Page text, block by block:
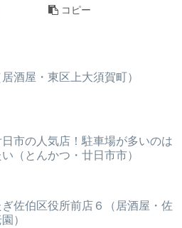
コピー
酒屋・東区上大須賀町）
市の人気店！駐車場が多いのは
（とんかつ・廿日市市）
佐伯区役所前店６（居酒屋・佐
）